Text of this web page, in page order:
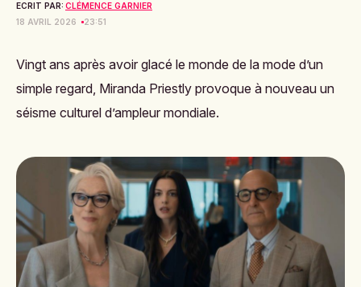
ECRIT PAR: CLÉMENCE GARNIER
18 AVRIL 2026
23:51
Vingt ans après avoir glacé le monde de la mode d’un
simple regard, Miranda Priestly provoque à nouveau un
séisme culturel d’ampleur mondiale.